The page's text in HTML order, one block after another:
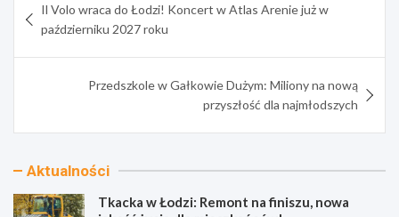
wpisu
Il Volo wraca do Łodzi! Koncert w Atlas Arenie już w
październiku 2027 roku
Przedszkole w Gałkowie Dużym: Miliony na nową
przyszłość dla najmłodszych
Aktualności
Tkacka w Łodzi: Remont na finiszu, nowa